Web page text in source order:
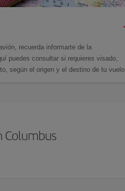
recuerda informarte de la
puedes consultar si requieres visado,
según el origen y el destino de tu vuelo.
Columbus